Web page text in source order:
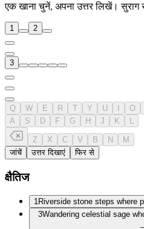
एक खाना चुनें, अपना उत्तर लिखें। सुराग
1 2
3
Q W E R T Y U O
A
S D F G H J K
Z X C V B N
M
जांचें
उत्तर दिखाएं फिर से
क्षैतिज
1Riverside stone steps where
3Wandering celestial sage